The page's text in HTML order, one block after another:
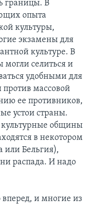
границы. В
опыта
культуры,
экзамены для
культуре. В
селиться и
удобными для
против массовой
ее противников,
устои страны.
общины
в некотором
или Бельгия),
распада. И надо
и многие из